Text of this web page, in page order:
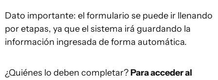
Dato importante: el formulario se puede ir llenando
por etapas, ya que el sistema irá guardando la
información ingresada de forma automática.
¿Quiénes lo deben completar? Para acceder al